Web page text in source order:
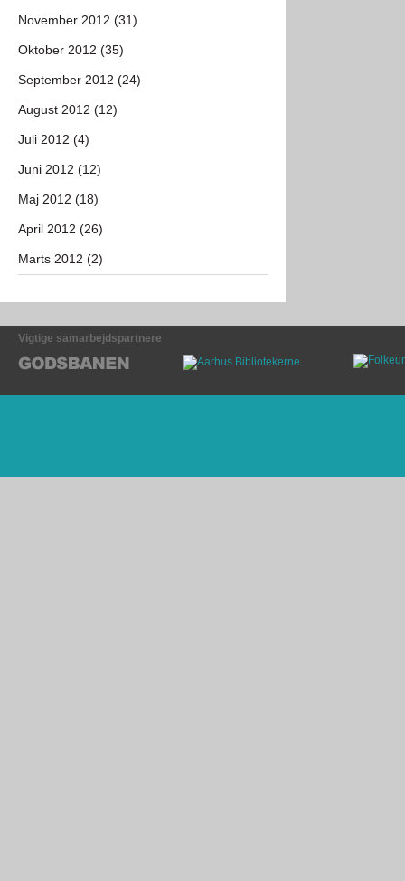
November 2012 (31)
Oktober 2012 (35)
September 2012 (24)
August 2012 (12)
Juli 2012 (4)
Juni 2012 (12)
Maj 2012 (18)
April 2012 (26)
Marts 2012 (2)
Vigtige samarbejdspartnere